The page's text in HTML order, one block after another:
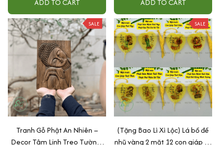
SALE
Tranh Gỗ Phật An Nhiên –
Decor Tâm Linh Treo Tường/
SALE
(Tặng Bao Lì Xì Lộc) Lá bồ đề
nhũ vàng 2 mặt 12 con giáp và